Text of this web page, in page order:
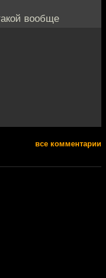
вообще
все комментарии